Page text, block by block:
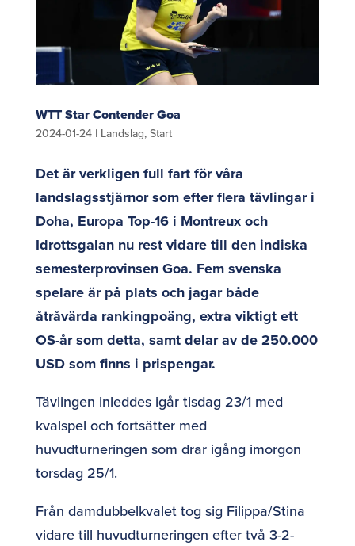
WTT Star Contender Goa
2024-01-24| Landslag, Start
Det är verkligen full fart för våra
landslagsstjärnor som efter flera tävlingar i
Doha, Europa Top-16 i Montreux och
Idrottsgalan nu rest vidare till den indiska
semesterprovinsen Goa. Fem svenska
spelare är på plats och jagar både
åtråvärda rankingpoäng, extra viktigt ett
OS-år som detta, samt delar av de 250.000
USD som finns i prispengar.
Tävlingen inleddes igår tisdag 23/1 med
kvalspel och fortsätter med
huvudturneringen som drar igång imorgon
torsdag 25/1.
Från damdubbelkvalet tog sig Filippa/Stina
vidare till huvudturneringen efter två 3-2-